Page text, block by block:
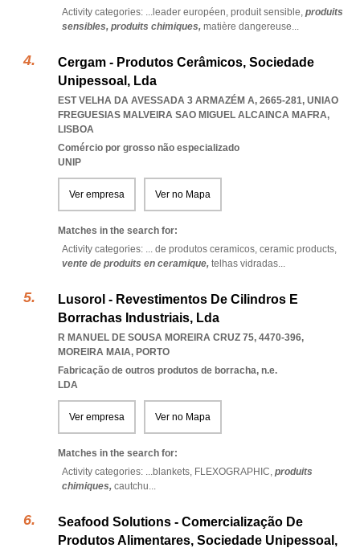
Activity categories: ... leader européen, produit sensible, produits
sensibles, produits chimiques, matière dangereuse...
Cergam - Produtos Cerâmicos, Sociedade
Unipessoal, Lda
EST VELHA DA AVESSADA 3 ARMAZÉM A, 2665-281, UNIAO
FREGUESIAS MALVEIRA SAO MIGUEL ALCAINCA MAFRA,
LISBOA
Comércio por grosso não especializado
UNIP
Ver empresa Ver no Mapa
Matches in the search for:
Activity categories: ... de produtos ceramicos, ceramic products,
vente de produits en ceramique, telhas vidradas...
Lusorol - Revestimentos De Cilindros E
Borrachas Industriais, Lda
R MANUEL DE SOUSA MOREIRA CRUZ 75, 4470-396,
MOREIRA MAIA, PORTO
Fabricação de outros produtos de borracha, n.e.
LDA
Ver empresa Ver no Mapa
Matches in the search for:
Activity categories: ...blankets, FLEXOGRAPHIC, produits
chimiques, cautchu...
Seafood Solutions - Comercialização De
Produtos Alimentares, Sociedade Unipessoal,